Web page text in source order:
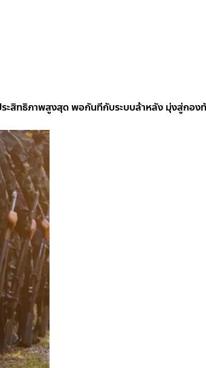
ทธิภาพสูงสุด พอกันทีกับระบบล้าหลัง มุ่งสู่กอง